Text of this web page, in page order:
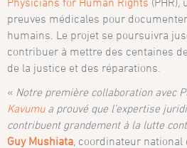
preuves médicales pour
humains. Le projet se poursuivra
contribuer à mettre des centaines
de la justice et des réparations.
« Notre première collaboration avec
Kavumu a prouvé que l’expertise
contribuent grandement à la lutte
Guy Mushiata , coordinateur